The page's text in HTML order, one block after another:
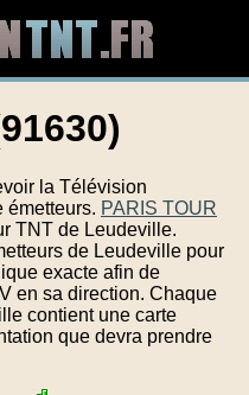
la Télévision
émetteurs. PARIS TOUR
TNT de Leudeville.
de Leudeville pour
exacte afin de
en sa direction. Chaque
contient une carte
que devra prendre